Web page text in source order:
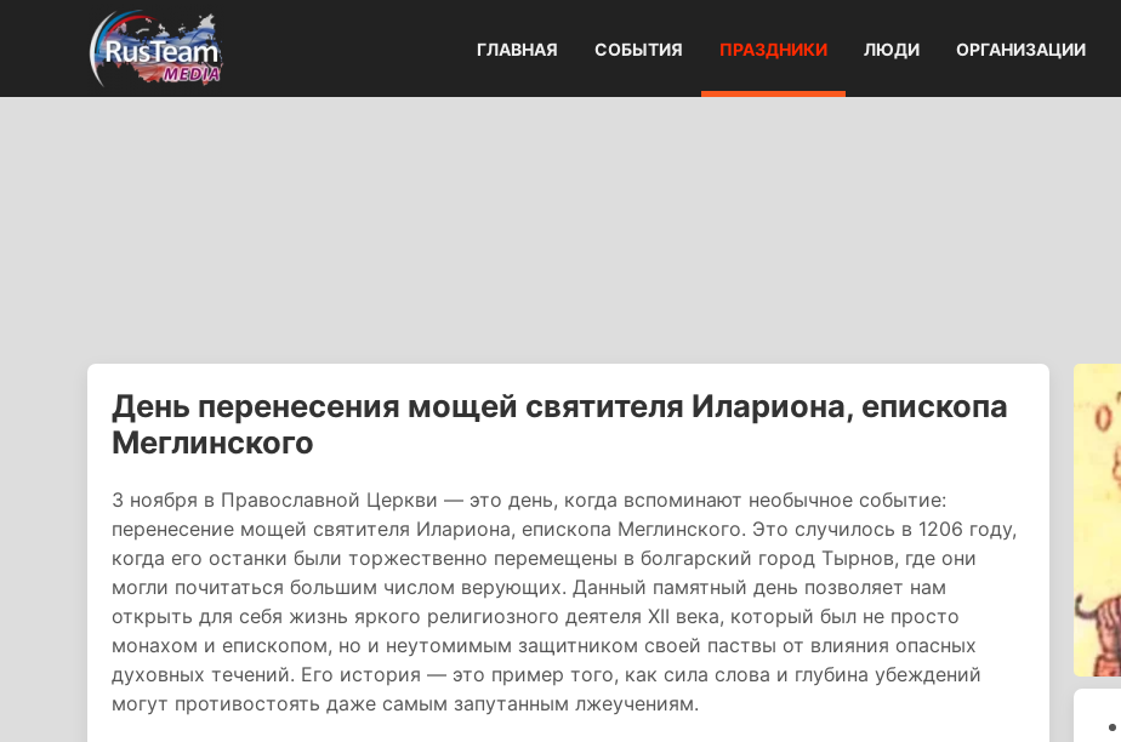
ГЛАВНАЯ СОБЫТИЯ ПРАЗДНИКИ ЛЮДИ ОРГАНИЗАЦИИ
День перенесения мощей святителя Илариона, епископа
Меглинского
3 ноября в Православной Церкви — это день, когда вспоминают необычное событие:
перенесение мощей святителя Илариона, епископа Меглинского. Это случилось в 1206 году,
когда его останки были торжественно перемещены в болгарский город Тырнов, где они
могли почитаться большим числом верующих. Данный памятный день позволяет нам
открыть для себя жизнь яркого религиозного деятеля XII века, который был не просто
монахом и епископом, но и неутомимым защитником своей паствы от влияния опасных
духовных течений. Его история — это пример того, как сила слова и глубина убеждений
могут противостоять даже самым запутанным лжеучениям.